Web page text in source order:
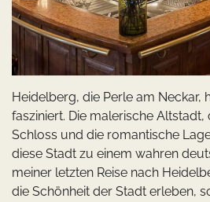
Heidelberg, die Perle am Neckar,
fasziniert. Die malerische
Schloss und die romantische
diese Stadt zu einem wahren
meiner letzten Reise nach
die Schönheit der Stadt erleben,